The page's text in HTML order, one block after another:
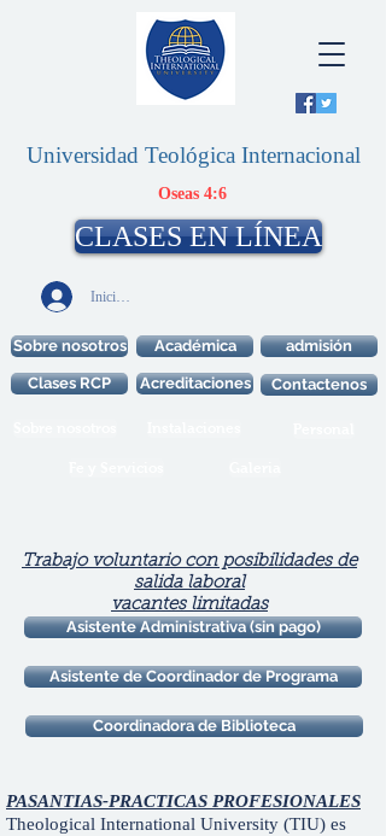
Universidad Teológica Internacional
Oseas 4:6
Iniciar sesión
CLASES EN LÍNEA
Sobre nosotros Académica admisión
Clases RCP Acreditaciones Contactenos
Trabajo voluntario con posibilidades de
salida laboral
vacantes limitadas
Asistente Administrativa (sin pago)
Asistente de Coordinador de Programa
Coordinadora de Biblioteca
PASANTIAS-PRACTICAS PROFESIONALES
Theological International University (TIU) es